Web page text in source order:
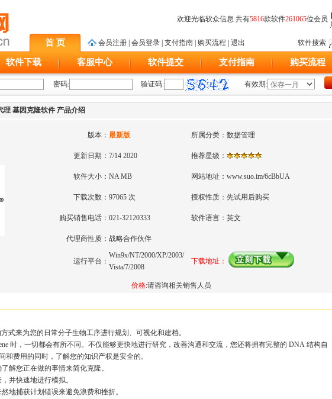
欢迎光临软众信息 共有5816款软件261065位会员
首 页 会员注册 会员登录 支付指南 购买流程 退出 软件搜索
软件下载 客服中心 软件提交 支付指南 购买流程
密码: 验证码: 有效期:
理 基因克隆软件 产品介绍
版本： 最新版 所属分类： 数据管理
更新日期： 7/14 2020 推荐星级：
软件大小： NA MB 网站地址： www.suo.im/6cBbUA
下载次数： 97065 次 授权性质： 先试用后购买
购买销售电话： 021-32120333 软件语言： 英文
代理商性质： 战略合作伙伴
运行平台：
Win9x/NT/2000/XP/2003/
Vista/7/2008
下载地址：
价格:请咨询相关销售人员
方式来为您的日常分子生物工序进行规划、可视化和建档。
时，一切都会有所不同。不仅能够更快地进行研究，改善沟通和交流，您还将拥有完整的 DNA 结构自
和费用的同时，了解您的知识产权是安全的。
解您正在做的事情来简化克隆。
并快速地进行模拟。
地捕获计划错误来避免浪费和挫折。